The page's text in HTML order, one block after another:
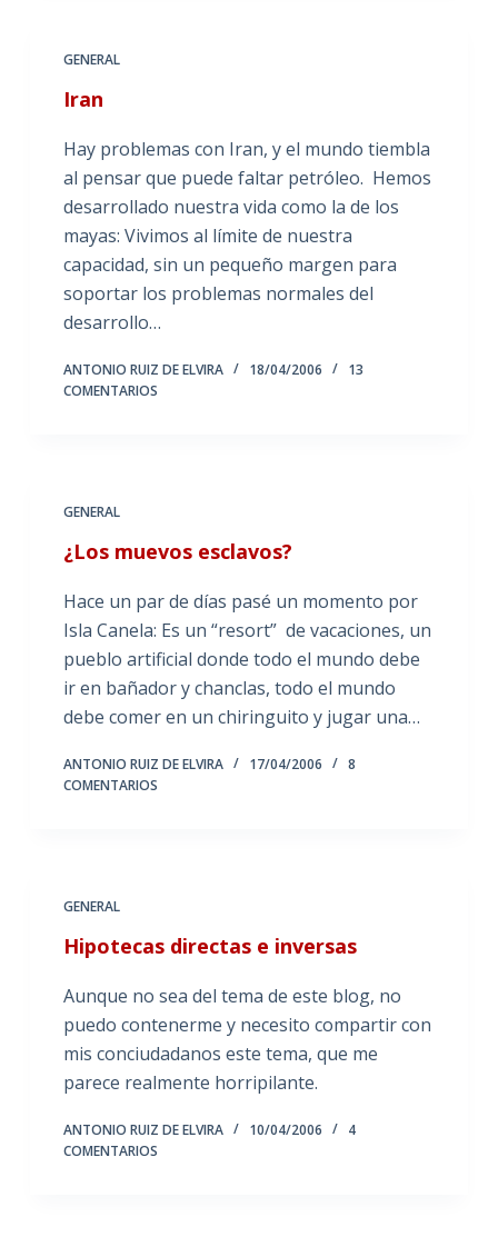
GENERAL
Iran
Hay problemas con Iran, y el mundo tiembla
al pensar que puede faltar petróleo. Hemos
desarrollado nuestra vida como la de los
mayas: Vivimos al límite de nuestra
capacidad, sin un pequeño margen para
soportar los problemas normales del
desarrollo…
ANTONIO RUIZ DE ELVIRA 18/04/2006
13
COMENTARIOS
GENERAL
¿Los muevos esclavos?
Hace un par de días pasé un momento por
Isla Canela: Es un “resort” de vacaciones, un
pueblo artificial donde todo el mundo debe
ir en bañador y chanclas, todo el mundo
debe comer en un chiringuito y jugar una…
ANTONIO RUIZ DE ELVIRA 17/04/2006
8
COMENTARIOS
GENERAL
Hipotecas directas e inversas
Aunque no sea del tema de este blog, no
puedo contenerme y necesito compartir con
mis conciudadanos este tema, que me
parece realmente horripilante.
ANTONIO RUIZ DE ELVIRA 10/04/2006
4
COMENTARIOS